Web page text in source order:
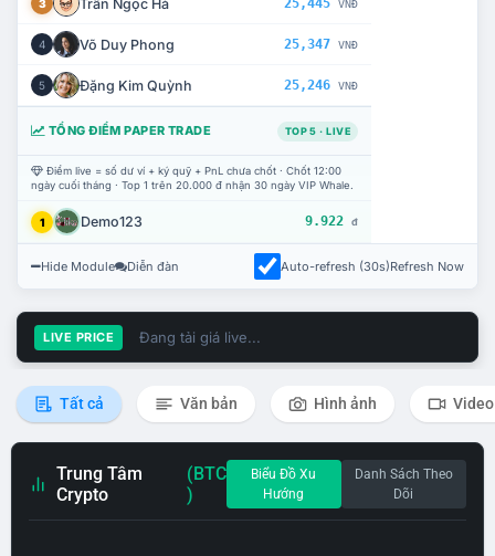
3 Trần Ngọc Hà VNĐ
4 Võ Duy Phong 25,347 VNĐ
5 Đặng Kim Quỳnh 25,246 VNĐ
TỔNG ĐIỂM PAPER TRADE TOP 5 · LIVE
Điểm live = số dư ví + ký quỹ + PnL chưa chốt · Chốt 12:00
ngày cuối tháng · Top 1 trên 20.000 đ nhận 30 ngày VIP Whale.
1 Demo123 9.922 đ
Hide Module Diễn đàn Auto-refresh (30s)Refresh Now
LIVE PRICE Đang tải giá live...
Tất cả Văn bản Hình ảnh Video
Trung Tâm
Crypto
(BTC
)
Biểu Đồ Xu
Hướng
Danh Sách Theo
Dõi